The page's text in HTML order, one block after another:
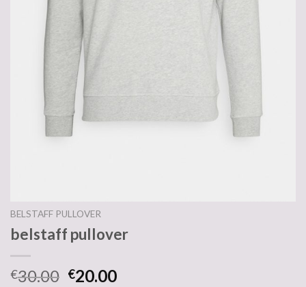
BELSTAFF PULLOVER
belstaff pullover
€30.00 €20.00